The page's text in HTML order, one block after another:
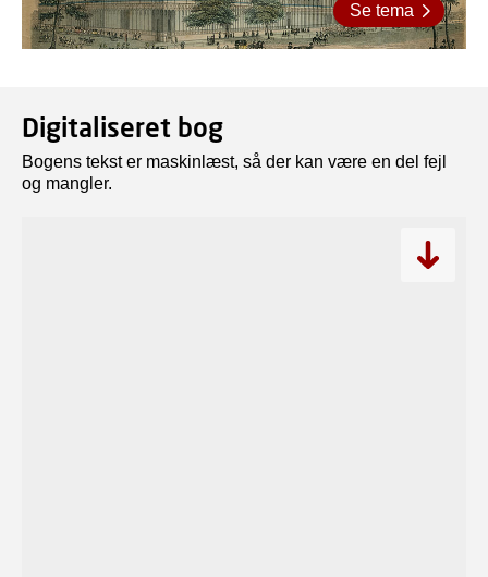
Se tema
Digitaliseret bog
Bogens tekst er maskinlæst, så der kan være en del fejl
og mangler.